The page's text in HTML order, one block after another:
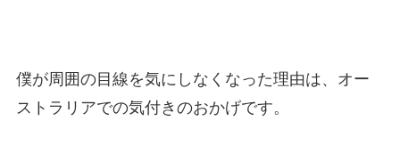
僕が周囲の目線を気にしなくなった理由は、オー
ストラリアでの気付きのおかげです。